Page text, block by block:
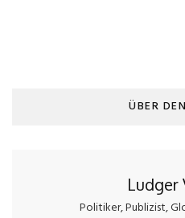
ÜBER
Ludger
Politiker, Publizist,